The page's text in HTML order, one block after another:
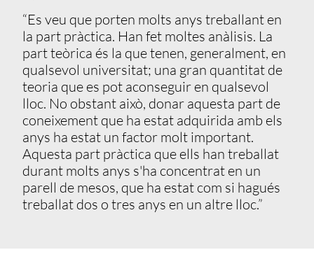
“Es veu que porten molts anys treballant en
la part pràctica. Han fet moltes anàlisis. La
part teòrica és la que tenen, generalment, en
qualsevol universitat; una gran quantitat de
teoria que es pot aconseguir en qualsevol
lloc. No obstant això, donar aquesta part de
coneixement que ha estat adquirida amb els
anys ha estat un factor molt important.
Aquesta part pràctica que ells han treballat
durant molts anys s'ha concentrat en un
parell de mesos, que ha estat com si hagués
treballat dos o tres anys en un altre lloc.”